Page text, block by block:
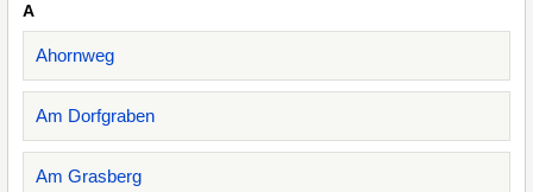
A
Ahornweg
Am Dorfgraben
Am Grasberg